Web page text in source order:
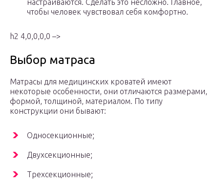
настраиваются. Сделать это несложно. Главное,
чтобы человек чувствовал себя комфортно.
h2 4,0,0,0,0 –>
Выбор матраса
Матрасы для медицинских кроватей имеют
некоторые особенности, они отличаются размерами,
формой, толщиной, материалом. По типу
конструкции они бывают:
Односекционные;
Двухсекционные;
Трехсекционные;